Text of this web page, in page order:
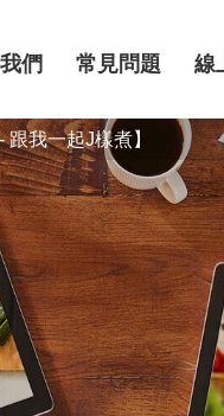
們 常見問題 線
我一起J樣煮】